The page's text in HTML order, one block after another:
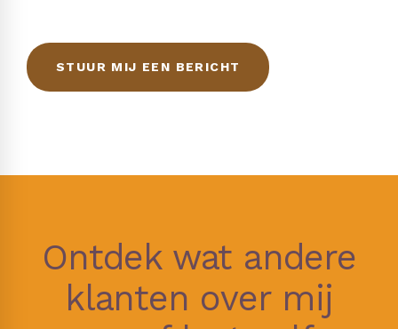
STUUR MIJ EEN BERICHT
Ontdek wat andere
klanten over mij